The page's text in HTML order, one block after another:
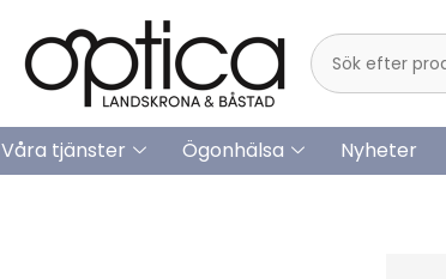
Våra tjänster Ögonhälsa Nyheter